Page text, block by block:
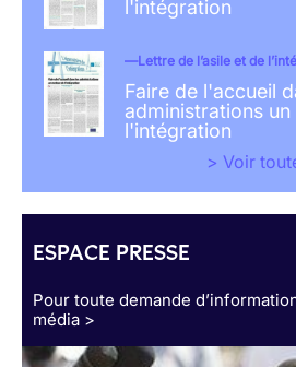
l'intégration
Lettre de l’asile et de
Faire de l'accueil
administrations
l'intégration
> Voir
ESPACE PRESSE
Pour toute demande
média >